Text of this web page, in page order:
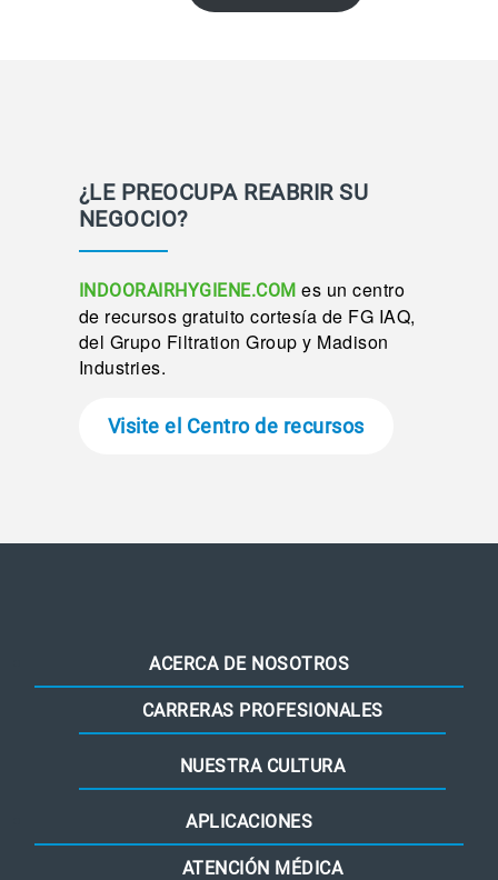
¿LE PREOCUPA REABRIR SU
NEGOCIO?
INDOORAIRHYGIENE.COM es un centro
de recursos gratuito cortesía de FG IAQ,
del Grupo Filtration Group y Madison
Industries.
Visite el Centro de recursos
ACERCA DE NOSOTROS
CARRERAS PROFESIONALES
NUESTRA CULTURA
APLICACIONES
ATENCIÓN MÉDICA